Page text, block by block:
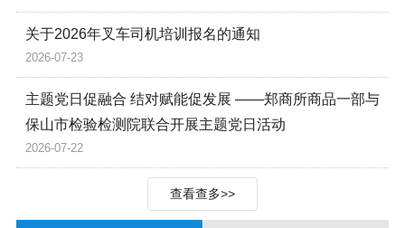
关于2026年叉车司机培训报名的通知
2026-07-23
主题党日促融合 结对赋能促发展 ——郑商所商品一部与
保山市检验检测院联合开展主题党日活动
2026-07-22
查看查多>>